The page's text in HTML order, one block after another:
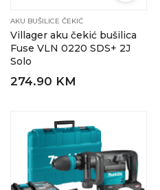
AKU BUŠILICE ČEKIĆ
Villager aku čekić bušilica
Fuse VLN 0220 SDS+ 2J
Solo
274.90 KM